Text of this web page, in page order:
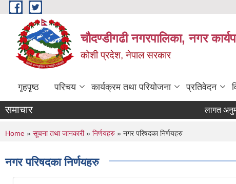
Skip to main content
चौदण्डीगढी नगरपालिका, नगर
कोशी प्रदेश, नेपाल सरकार
गृहपृष्ठ परिचय कार्यक्रम तथा परियोजना प्रतिवेदन
समाचार लागत अनुमान
You are here
Home » सूचना तथा जानकारी» निर्णयहरु » नगर परिषदका निर्णयहरु
नगर परिषदका निर्णयहरु